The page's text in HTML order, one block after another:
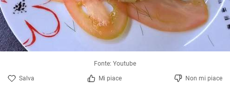
Fonte: Youtube
Salva Mi piace Non mi piace